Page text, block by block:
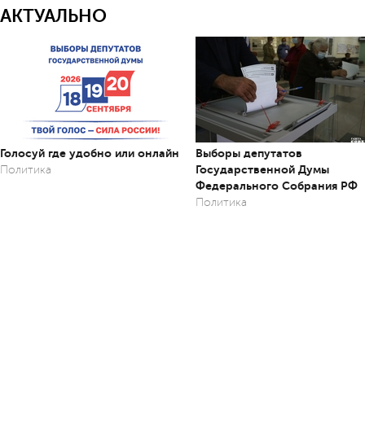
АКТУАЛЬНО
Голосуй где удобно или онлайн
Политика
Выборы депутатов
Государственной Думы
Федерального Собрания РФ
Политика